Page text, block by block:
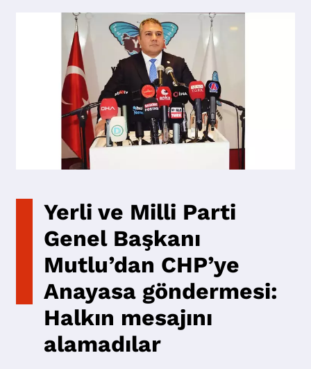
Yerli ve Milli Parti
Genel Başkanı
Mutlu’dan CHP’ye
Anayasa göndermesi:
Halkın mesajını
alamadılar